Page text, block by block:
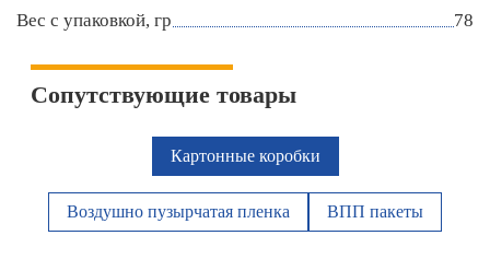
Вес с упаковкой, гр
78
Сопутствующие товары
Картонные коробки
Воздушно пузырчатая пленка ВПП пакеты